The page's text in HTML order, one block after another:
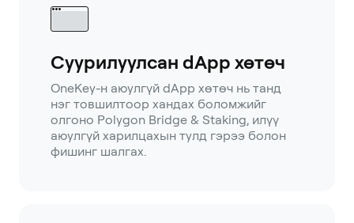
Суурилуулсан dApp хөтөч
OneKey-н аюулгүй dApp хөтөч нь танд
нэг товшилтоор хандах боломжийг
олгоно Polygon Bridge & Staking, илүү
аюулгүй харилцахын тулд гэрээ болон
фишинг шалгах.